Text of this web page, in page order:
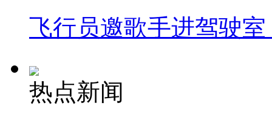
飞行员邀歌手进驾驶
热点新闻